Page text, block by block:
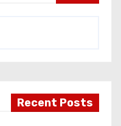
Recent Posts